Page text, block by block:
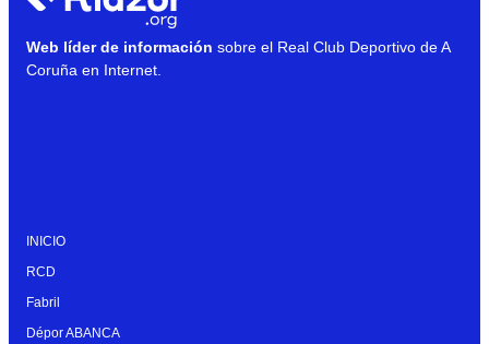
Web líder de información sobre el Real Club Deportivo de A
Coruña en Internet.
INICIO
RCD
Fabril
Dépor ABANCA